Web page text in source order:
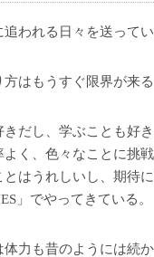
われる日々を送って
方はもうすぐ限界が来
だし、学ぶことも好
よく、色々なことに挑
とはうれしいし、期待
」でやってきている。
体力も昔のようには続